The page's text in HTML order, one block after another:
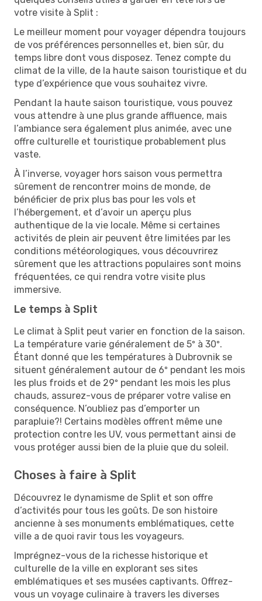
votre visite à Split :
Le meilleur moment pour voyager dépendra toujours
de vos préférences personnelles et, bien sûr, du
temps libre dont vous disposez. Tenez compte du
climat de la ville, de la haute saison touristique et du
type d’expérience que vous souhaitez vivre.
Pendant la haute saison touristique, vous pouvez
vous attendre à une plus grande affluence, mais
l’ambiance sera également plus animée, avec une
offre culturelle et touristique probablement plus
vaste.
À l’inverse, voyager hors saison vous permettra
sûrement de rencontrer moins de monde, de
bénéficier de prix plus bas pour les vols et
l’hébergement, et d’avoir un aperçu plus
authentique de la vie locale. Même si certaines
activités de plein air peuvent être limitées par les
conditions météorologiques, vous découvrirez
sûrement que les attractions populaires sont moins
fréquentées, ce qui rendra votre visite plus
immersive.
Le temps à Split
Le climat à Split peut varier en fonction de la saison.
La température varie généralement de 5º à 30º.
Étant donné que les températures à Dubrovnik se
situent généralement autour de 6º pendant les mois
les plus froids et de 29º pendant les mois les plus
chauds, assurez-vous de préparer votre valise en
conséquence. N’oubliez pas d’emporter un
parapluie?! Certains modèles offrent même une
protection contre les UV, vous permettant ainsi de
vous protéger aussi bien de la pluie que du soleil.
Choses à faire à Split
Découvrez le dynamisme de Split et son offre
d’activités pour tous les goûts. De son histoire
ancienne à ses monuments emblématiques, cette
ville a de quoi ravir tous les voyageurs.
Imprégnez-vous de la richesse historique et
culturelle de la ville en explorant ses sites
emblématiques et ses musées captivants. Offrez-
vous un voyage culinaire à travers les diverses